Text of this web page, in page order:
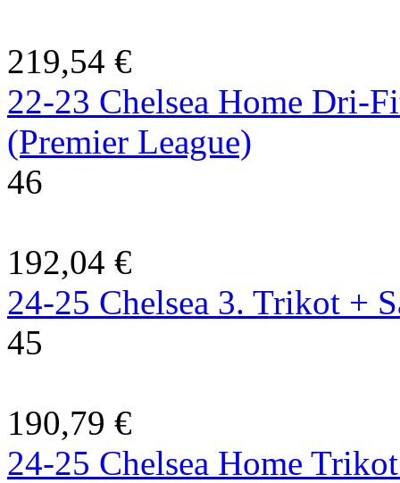
219,54 €
22-23 Chelsea Home Dri-
(Premier League)
46
192,04 €
24-25 Chelsea 3. Trikot +
45
190,79 €
24-25 Chelsea Home